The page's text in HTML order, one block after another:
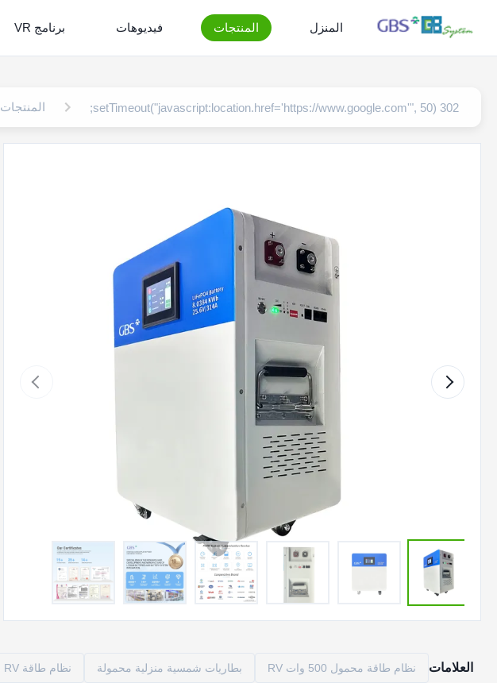
المنزل المنتجات فيديوهات برنامج VR
302 setTimeout("javascript:location.href='https://www.google.com'", 50); المنتجات
العلامات نظام طاقة محمول 500 وات RV بطاريات شمسية منزلية محمولة نظام طاقة RV متعدد الوظائف